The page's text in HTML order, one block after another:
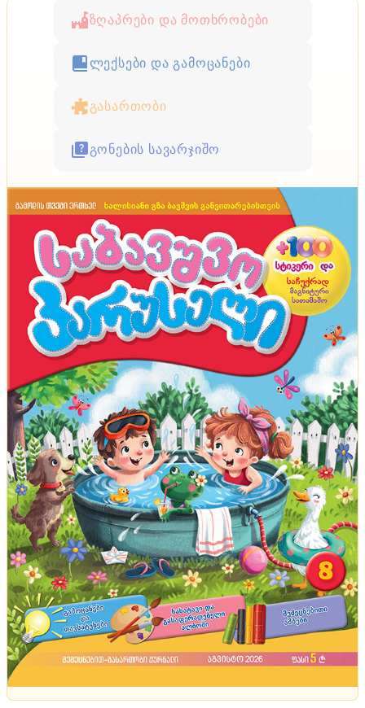
ზღაპრები და მოთხრობები
ლექსები და გამოცანები
გასართობი
გონების სავარჯიშო